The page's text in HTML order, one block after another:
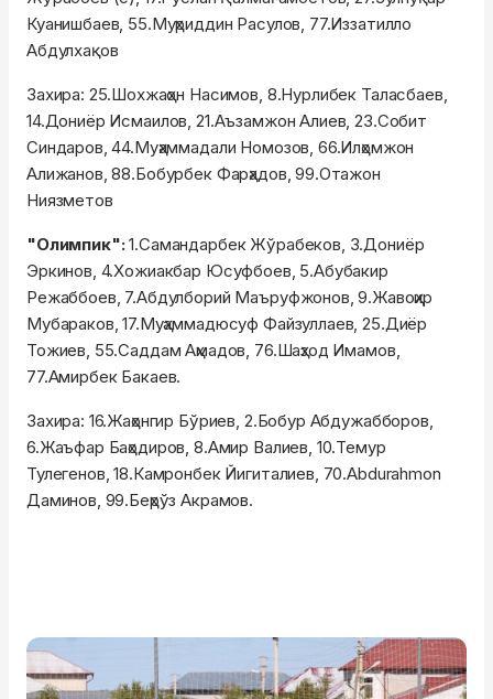
Куанишбаев, 55.Муҳриддин Расулов, 77.Иззатилло
Абдулхақов
Захира: 25.Шохжаҳон Насимов, 8.Нурлибек Таласбаев,
14.Дониёр Исмаилов, 21.Аъзамжон Алиев, 23.Собит
Синдаров, 44.Муҳаммадали Номозов, 66.Илҳомжон
Алижанов, 88.Бобурбек Фарҳадов, 99.Отажон
Ниязметов
"Олимпик":1.Самандарбек Жўрабеков, 3.Дониёр
Эркинов, 4.Хожиакбар Юсуфбоев, 5.Абубакир
Режаббоев, 7.Абдулборий Маъруфжонов, 9.Жавоҳир
Мубараков, 17.Муҳаммадюсуф Файзуллаев, 25.Диёр
Тожиев, 55.Саддам Аҳмадов, 76.Шаҳзод Имамов,
77.Амирбек Бакаев.
Захира: 16.Жаҳонгир Бўриев, 2.Бобур Абдужабборов,
6.Жаъфар Баҳодиров, 8.Амир Валиев, 10.Темур
Тулегенов, 18.Камронбек Йигиталиев, 70.Abdurahmon
Даминов, 99.Беҳрўз Акрамов.